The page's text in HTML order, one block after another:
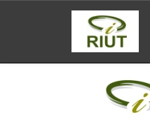
navigation